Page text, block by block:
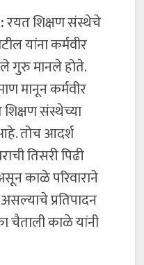
रयत शिक्षण संस्थेचे
यांना कर्मवीर
गुरु मानले होते.
मानून कर्मवीर
संस्थेच्या
तोच आदर्श
तिसरी पिढी
काळे परिवाराने
प्रतिपादन
चैताली काळे यांनी